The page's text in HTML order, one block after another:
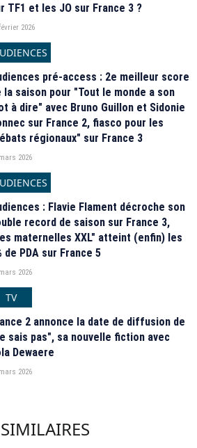
TF1 et les JO sur France 3 ?
2026
pré-access : 2e meilleur score
la saison pour "Tout le monde a son
à dire" avec Bruno Guillon et Sidonie
sur France 2, fiasco pour les
régionaux" sur France 3
2026
: Flavie Flament décroche son
record de saison sur France 3,
maternelles XXL" atteint (enfin) les
de PDA sur France 5
2026
TV
2 annonce la date de diffusion de
sais pas", sa nouvelle fiction avec
Dewaere
2026